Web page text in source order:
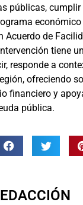
públicas,
Acuerdo de
tiene
responde a
ofreciendo
financiero y
pública.